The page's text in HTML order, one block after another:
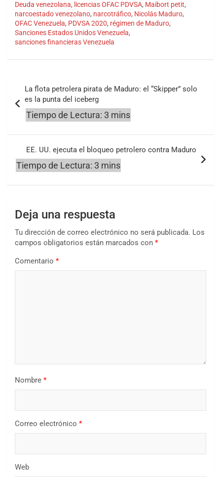
Deuda venezolana, licencias OFAC PDVSA, Maibort petit,
narcoestado venezolano, narcotráfico, Nicolás Maduro,
OFAC Venezuela, PDVSA 2020, régimen de Maduro,
Sanciones Estados Unidos Venezuela,
sanciones financieras Venezuela
de
entradas
La flota petrolera pirata de Maduro: el “Skipper” solo
es la punta del iceberg
EE. UU. ejecuta el bloqueo petrolero contra Maduro
Deja una respuesta
Tu dirección de correo electrónico no será publicada. Los
campos obligatorios están marcados con *
Comentario *
Nombre *
Correo electrónico *
Web